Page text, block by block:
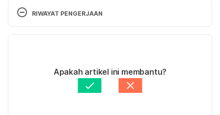
Herbs & Natural Supplements. St. Louis, MO:
Mosby, 2001. Print version. page 221.
activeingredientid=9&activeingredientname=wild%2
0daisy. Assessed date 02/12/2015.
RIWAYAT PENGERJAAN
Ditulis oleh Novita Joseph
Ditinjau secara medis oleh
dr. Tania Savitri
Diperbarui oleh: Nabila Azmi
Apakah artikel ini membantu?